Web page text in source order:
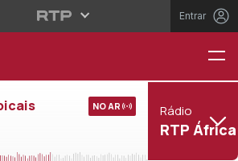
Entrar
NO AR Rádio
RTP África